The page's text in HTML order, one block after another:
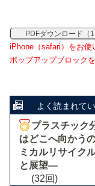
PDFダウンロード（
iPhone（safari）をお
ポップアップブロック
よく読まれて
プラスチック
はどこへ向かう
ミカルリサイク
と展望―
(32回)